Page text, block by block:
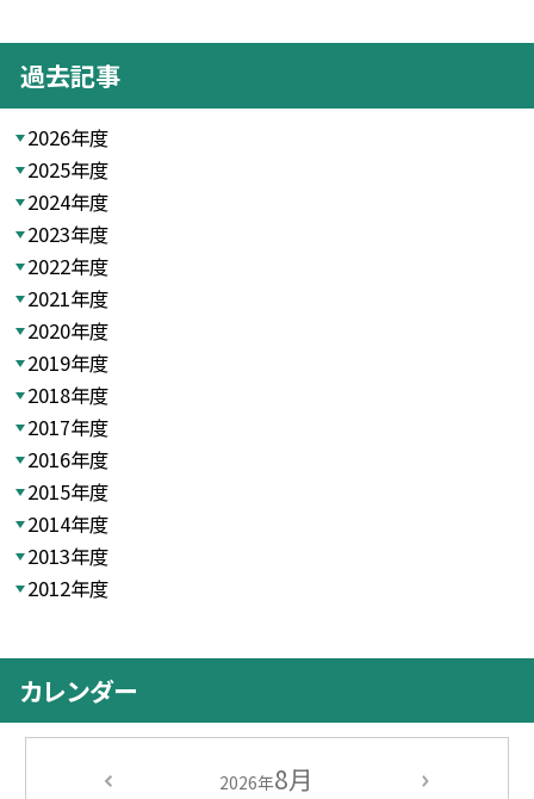
過去記事
2026年度
2025年度
2024年度
2023年度
2022年度
2021年度
2020年度
2019年度
2018年度
2017年度
2016年度
2015年度
2014年度
2013年度
2012年度
カレンダー
2026年8月